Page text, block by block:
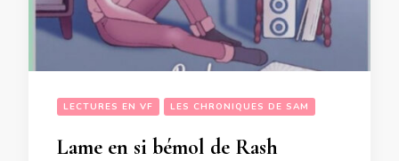
LECTURES EN VF LES CHRONIQUES DE SAM
Lame en si bémol de Rash